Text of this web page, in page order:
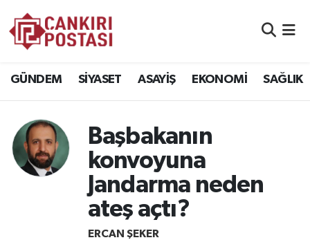
GÜNDEM SİYASET ASAYİŞ EKONOMİ SAĞLIK
Başbakanın
konvoyuna
Jandarma neden
ateş açtı?
ERCAN ŞEKER
ASAYİŞ
EKONOMİ
Namaz Vakitleri
Trafik Durumu
Süper Lig Puan Durumu ve Fikstür
Tüm Manşetler